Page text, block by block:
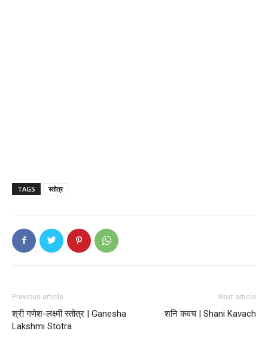
TAGS स्तोत्र
Previous article
श्री गणेश-लक्ष्मी स्तोत्र | Ganesha
Lakshmi Stotra
Next article
शनि कवच | Shani Kavach